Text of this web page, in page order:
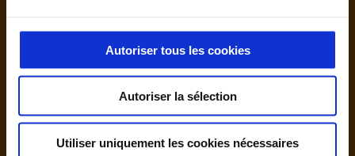
Autoriser tous les cookies
Autoriser la sélection
Utiliser uniquement les cookies nécessaires
Nous contacter
Le Groupement
Nos engagements